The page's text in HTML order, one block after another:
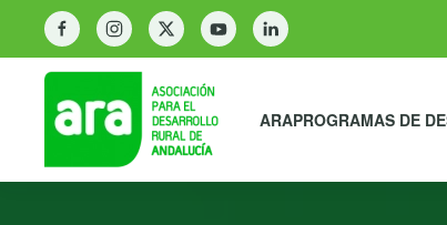
ARAPROGRAMAS DE